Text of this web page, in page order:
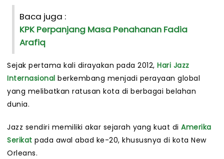
Baca juga :
KPK Perpanjang Masa Penahanan Fadia
Arafiq
Sejak pertama kali dirayakan pada 2012, Hari Jazz
Internasional berkembang menjadi perayaan global
yang melibatkan ratusan kota di berbagai belahan
dunia.
Jazz sendiri memiliki akar sejarah yang kuat di Amerika
Serikat pada awal abad ke-20, khususnya di kota New
Orleans.